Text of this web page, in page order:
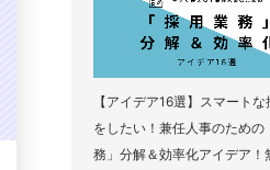
【アイデア16選】スマート
をしたい！兼任人事のための
務」分解＆効率化アイデア！